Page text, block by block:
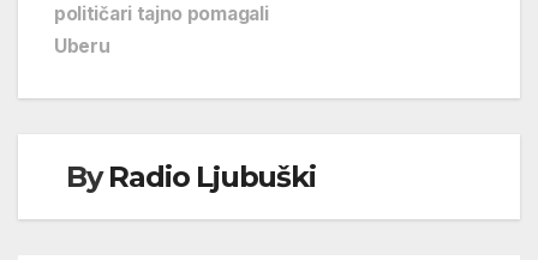
političari tajno pomagali
Uberu
ByRadio Ljubuški